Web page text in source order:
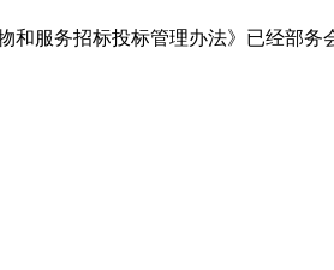
服务招标投标管理办法》已经部务